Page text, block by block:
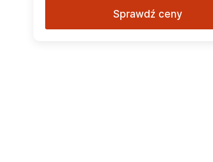
Sprawdź ceny